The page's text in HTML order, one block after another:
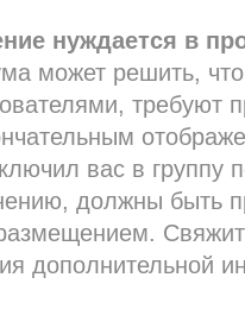
нуждается в
может решить,
требуют
вас в группу
должны быть
дополнительной